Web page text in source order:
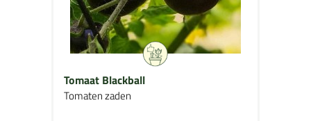
Tomaat Blackball
Tomaten zaden